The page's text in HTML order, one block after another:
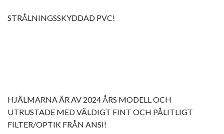
STRÅLNINGSSKYDDAD PVC!
HJÄLMARNA ÄR AV 2024 ÅRS MODELL OCH
UTRUSTADE MED VÄLDIGT FINT OCH PÅLITLIGT
FILTER/OPTIK FRÅN ANSI!